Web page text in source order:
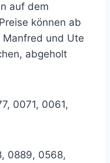
auf dem
können ab
und Ute
abgeholt
0071, 0061,
0889, 0568,